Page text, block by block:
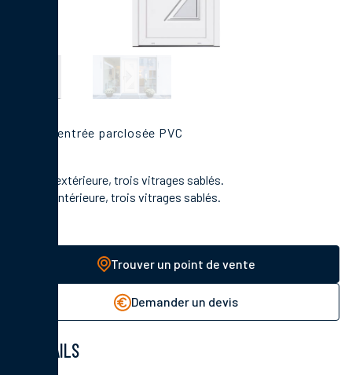
Porte d'entrée parclosée PVC
En face extérieure, trois vitrages sablés.
En face intérieure, trois vitrages sablés.
Trouver un point de vente
Demander un devis
DÉTAILS